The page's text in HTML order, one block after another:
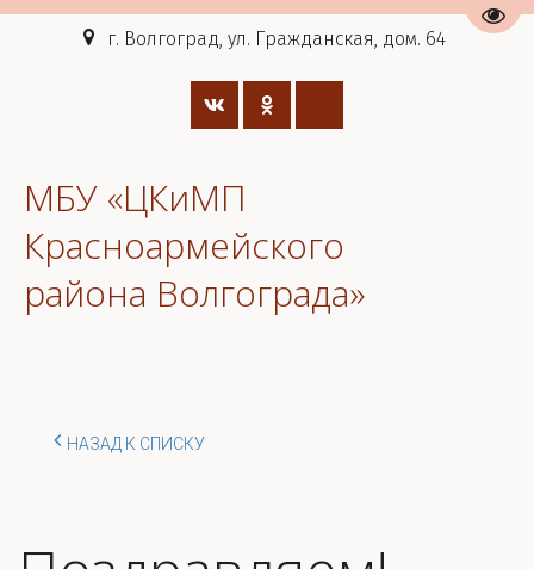
г. Волгоград, ул. Гражданская, дом. 64
МБУ «ЦКиМП
Красноармейского
района Волгограда»
НАЗАД К СПИСКУ